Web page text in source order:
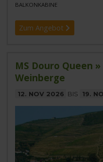
BALKONKABINE
Zum Angebot
MS Douro Queen
Weinberge
12. NOV 2026 BIS 19.